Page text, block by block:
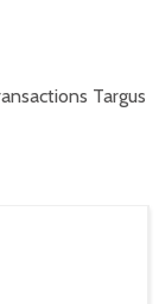
Targus